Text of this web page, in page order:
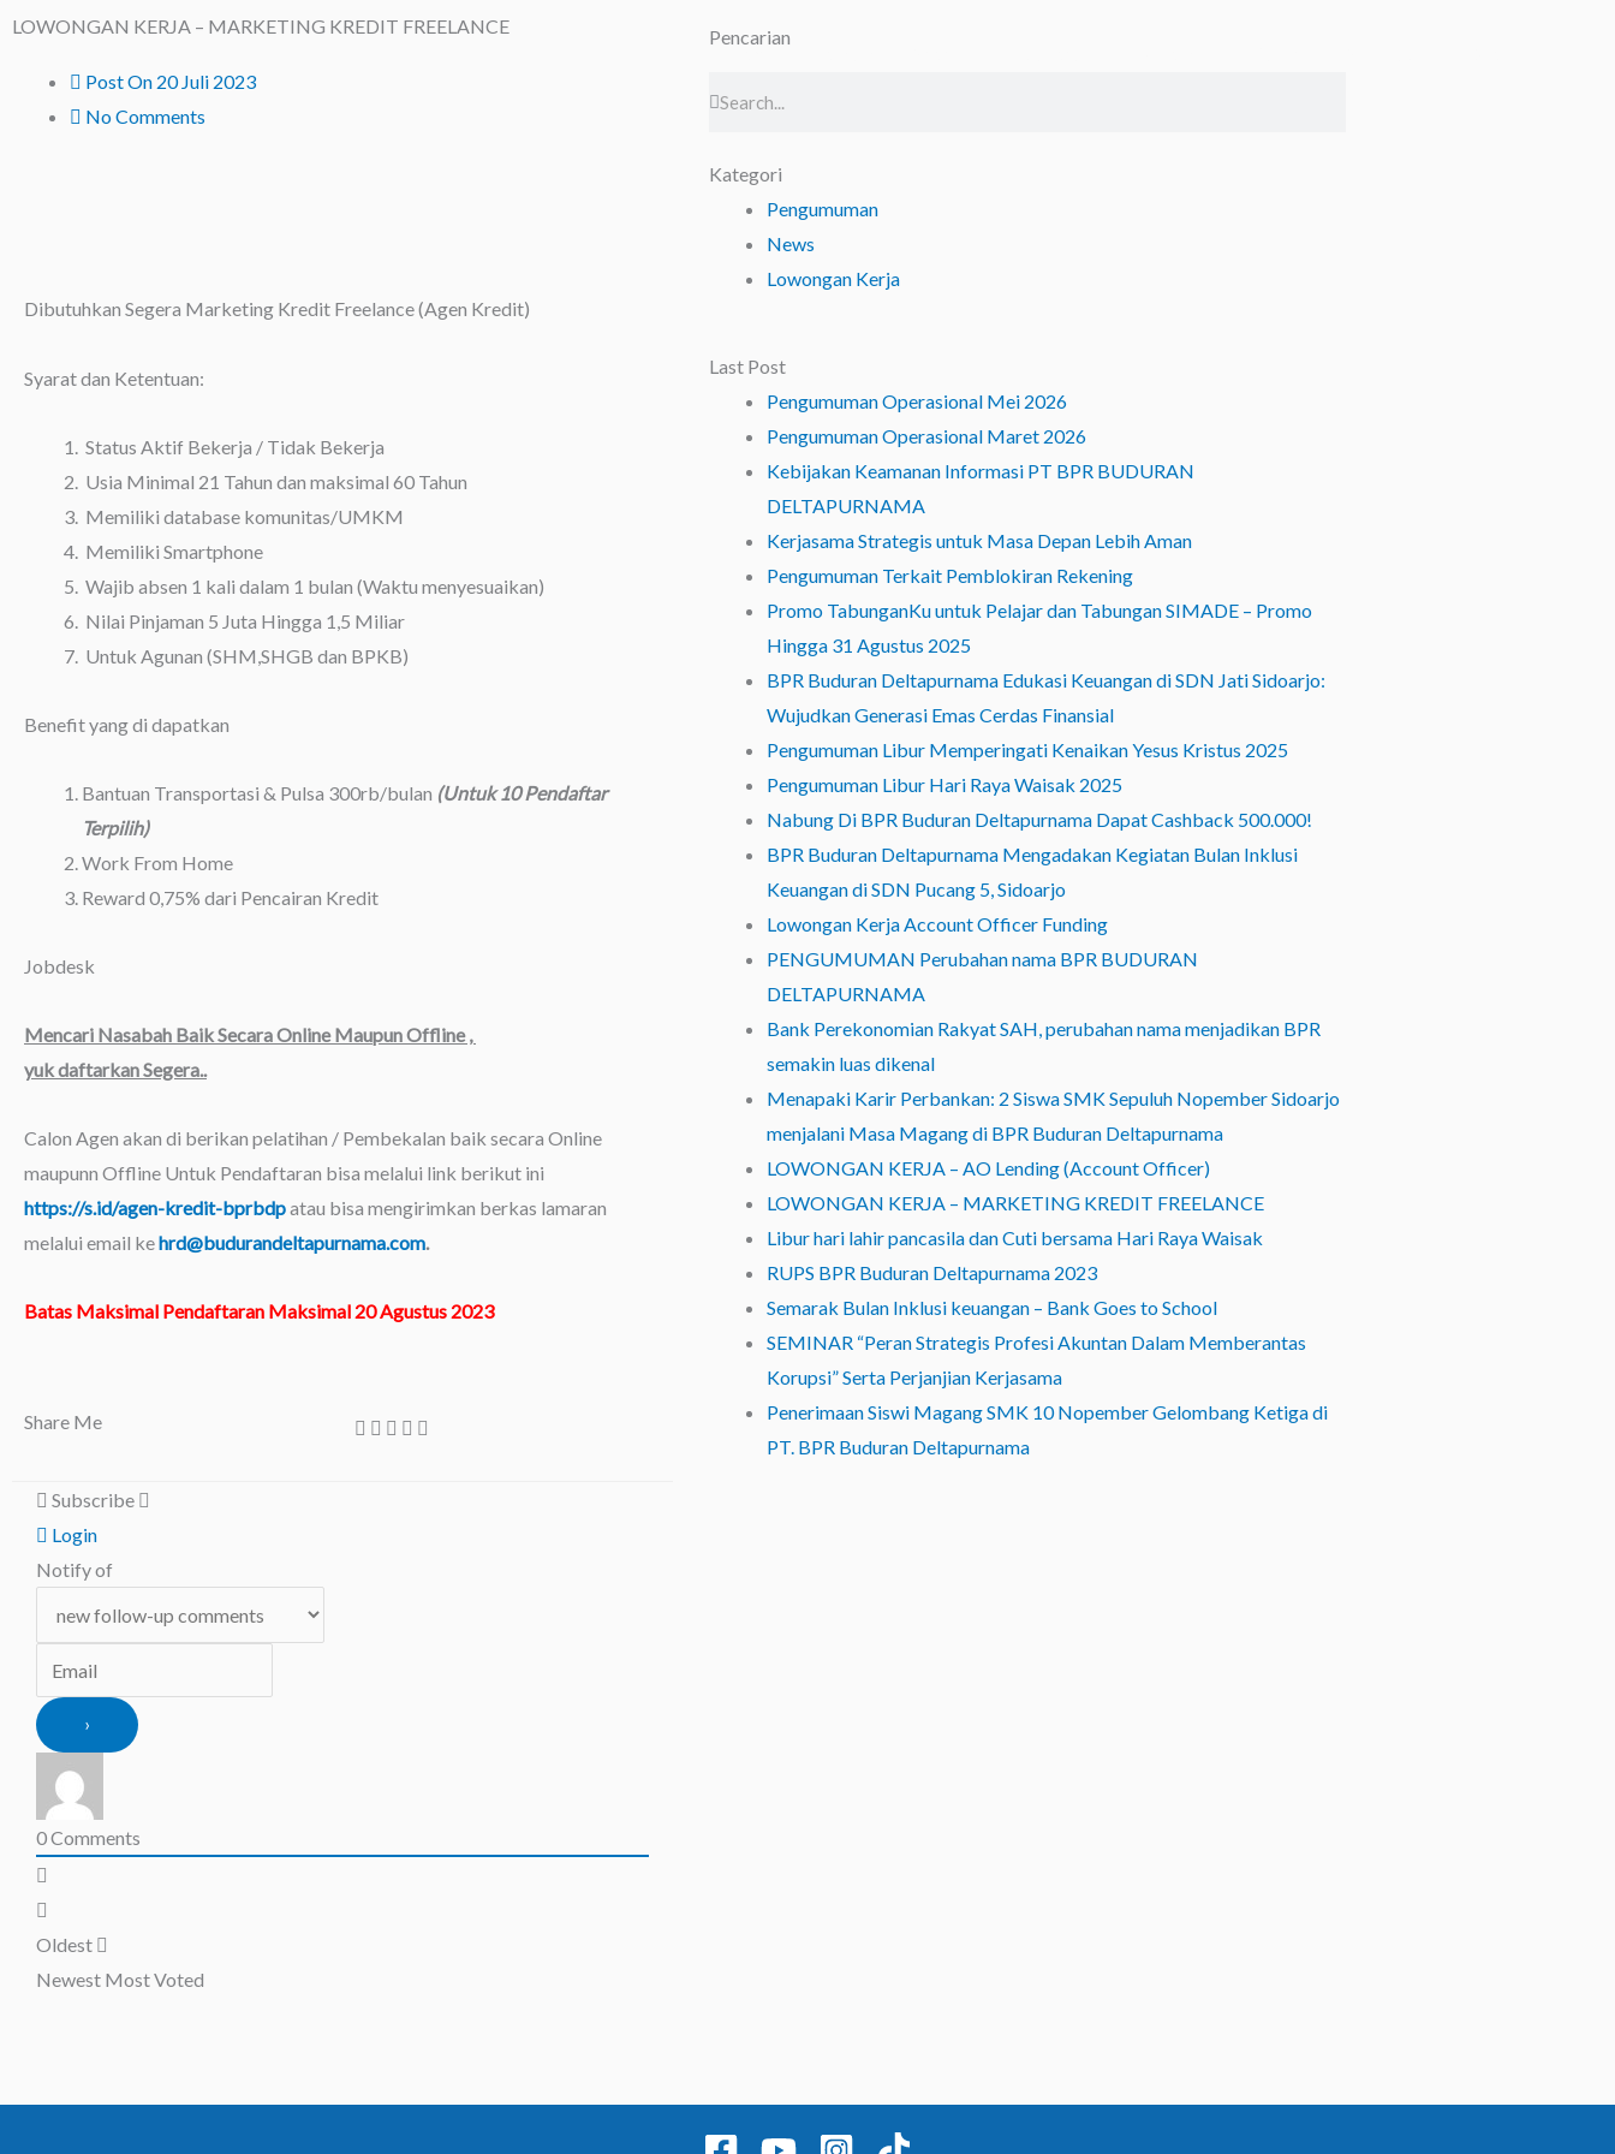
Lewati
konten
LOWONGAN KERJA – MARKETING KREDIT FREELANCE
Post On 20 Juli 2023
No Comments
Dibutuhkan Segera Marketing Kredit Freelance (Agen Kredit)
Syarat dan Ketentuan:
Status Aktif Bekerja / Tidak Bekerja
Usia Minimal 21 Tahun dan maksimal 60 Tahun
Memiliki database komunitas/UMKM
Memiliki Smartphone
Wajib absen 1 kali dalam 1 bulan (Waktu menyesuaikan)
Nilai Pinjaman 5 Juta Hingga 1,5 Miliar
Untuk Agunan (SHM,SHGB dan BPKB)
Benefit yang di dapatkan
Bantuan Transportasi & Pulsa 300rb/bulan (Untuk 10 Pendaftar
Terpilih)
Work From Home
Reward 0,75% dari Pencairan Kredit
Jobdesk
Mencari Nasabah Baik Secara Online Maupun Offline ,
yuk daftarkan Segera..
Calon Agen akan di berikan pelatihan / Pembekalan baik secara Online
maupunn Offline Untuk Pendaftaran bisa melalui link berikut ini
https://s.id/agen-kredit-bprbdpatau bisa mengirimkan berkas lamaran
melalui email kehrd@budurandeltapurnama.com.
Batas Maksimal Pendaftaran Maksimal 20 Agustus 2023
Share Me
Subscribe
Login
Notify of
0Comments
Oldest
Newest Most Voted
Pencarian
Kategori
Pengumuman
News
Lowongan Kerja
Last Post
Pengumuman Operasional Mei 2026
Pengumuman Operasional Maret 2026
Kebijakan Keamanan Informasi PT BPR BUDURAN
DELTAPURNAMA
Kerjasama Strategis untuk Masa Depan Lebih Aman
Pengumuman Terkait Pemblokiran Rekening
Promo TabunganKu untuk Pelajar dan Tabungan SIMADE – Promo
Hingga 31 Agustus 2025
BPR Buduran Deltapurnama Edukasi Keuangan di SDN Jati Sidoarjo:
Wujudkan Generasi Emas Cerdas Finansial
Pengumuman Libur Memperingati Kenaikan Yesus Kristus 2025
Pengumuman Libur Hari Raya Waisak 2025
Nabung Di BPR Buduran Deltapurnama Dapat Cashback 500.000!
BPR Buduran Deltapurnama Mengadakan Kegiatan Bulan Inklusi
Keuangan di SDN Pucang 5, Sidoarjo
Lowongan Kerja Account Officer Funding
PENGUMUMAN Perubahan nama BPR BUDURAN
DELTAPURNAMA
Bank Perekonomian Rakyat SAH, perubahan nama menjadikan BPR
semakin luas dikenal
Menapaki Karir Perbankan: 2 Siswa SMK Sepuluh Nopember Sidoarjo
menjalani Masa Magang di BPR Buduran Deltapurnama
LOWONGAN KERJA – AO Lending (Account Officer)
LOWONGAN KERJA – MARKETING KREDIT FREELANCE
Libur hari lahir pancasila dan Cuti bersama Hari Raya Waisak
RUPS BPR Buduran Deltapurnama 2023
Semarak Bulan Inklusi keuangan – Bank Goes to School
SEMINAR “Peran Strategis Profesi Akuntan Dalam Memberantas
Korupsi” Serta Perjanjian Kerjasama
Penerimaan Siswi Magang SMK 10 Nopember Gelombang Ketiga di
PT. BPR Buduran Deltapurnama